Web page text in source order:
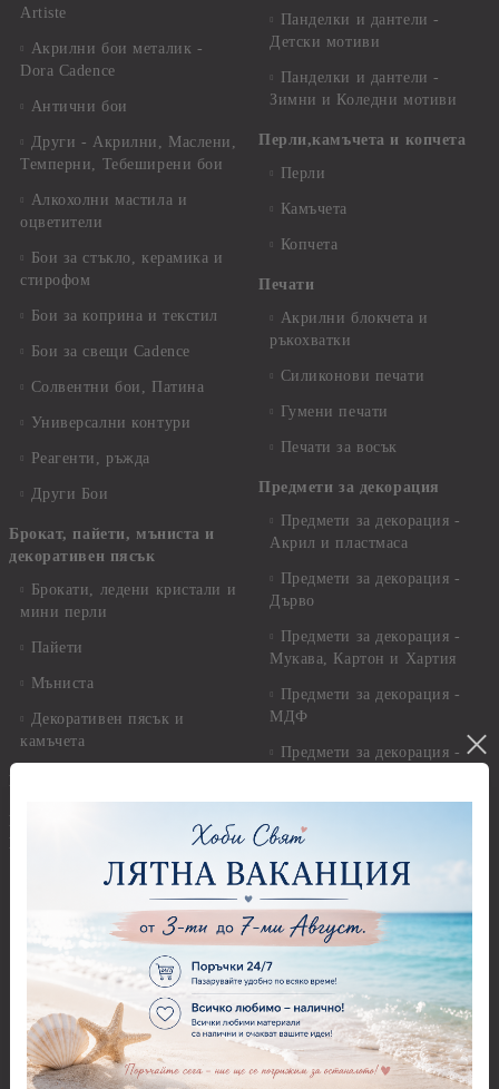
Artiste
Акрилни бои металик -
Dora Cadence
Антични бои
Други - Акрилни, Маслени,
Темперни, Тебеширени бои
Алкохолни мастила и
оцветители
Бои за стъкло, керамика и
стирофом
Бои за коприна и текстил
Бои за свещи Cadence
Солвентни бои, Патина
Универсални контури
Реагенти, ръжда
Други Бои
Брокат, пайети, мъниста и
декоративен пясък
Брокати, ледени кристали и
мини перли
Пайети
Мъниста
Декоративен пясък и
камъчета
Висулки
Глина,Гипс, Калъпи,
Елементи, Инструменти
Керамична смес за отливки
Керамични елементи
Елементи от полимерна
глина и полирезин
Пластични елементи
Инструменти за моделиране
Молдове и шаблони
Панделки и дантели -
Детски мотиви
Панделки и дантели -
Зимни и Коледни мотиви
Перли,камъчета и копчета
Перли
Камъчета
Копчета
Печати
Акрилни блокчета и
ръкохватки
Силиконови печати
Гумени печати
Печати за восък
Предмети за декорация
Предмети за декорация -
Акрил и пластмаса
Предмети за декорация -
Дърво
Предмети за декорация -
Мукава, Картон и Хартия
Предмети за декорация -
МДФ
Предмети за декорация -
Стирофом
Предмети за декорация -
Стъкло
Предмети за декорация -
Плат, органза, зебло,
целофан
Пънчове Перфоратори
Перфоратори до 2,50 см
Перфоратори 2,50 см